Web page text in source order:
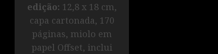
edição: 12,8 x 18 cm,
capa cartonada, 170
páginas, miolo em
papel Offset, inclui